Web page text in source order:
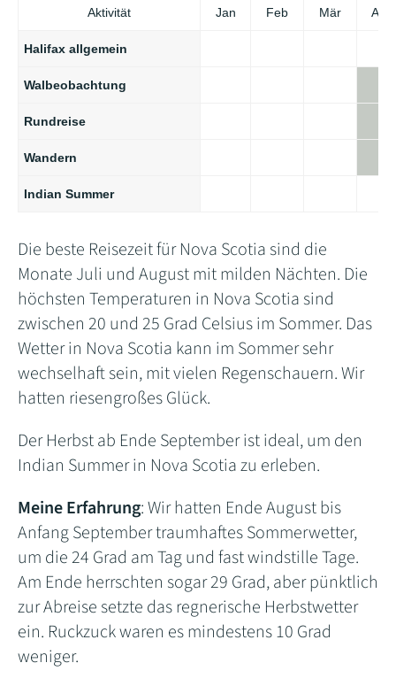
Aktivität Jan Feb Mär Apr
Halifax allgemein
Walbeobachtung
Rundreise
Wandern
Indian Summer
Die beste Reisezeit für Nova Scotia sind die
Monate Juli und August mit milden Nächten. Die
höchsten Temperaturen in Nova Scotia sind
zwischen 20 und 25 Grad Celsius im Sommer. Das
Wetter in Nova Scotia kann im Sommer sehr
wechselhaft sein, mit vielen Regenschauern. Wir
hatten riesengroßes Glück.
Der Herbst ab Ende September ist ideal, um den
Indian Summer in Nova Scotia zu erleben.
Meine Erfahrung: Wir hatten Ende August bis
Anfang September traumhaftes Sommerwetter,
um die 24 Grad am Tag und fast windstille Tage.
Am Ende herrschten sogar 29 Grad, aber pünktlich
zur Abreise setzte das regnerische Herbstwetter
ein. Ruckzuck waren es mindestens 10 Grad
weniger.